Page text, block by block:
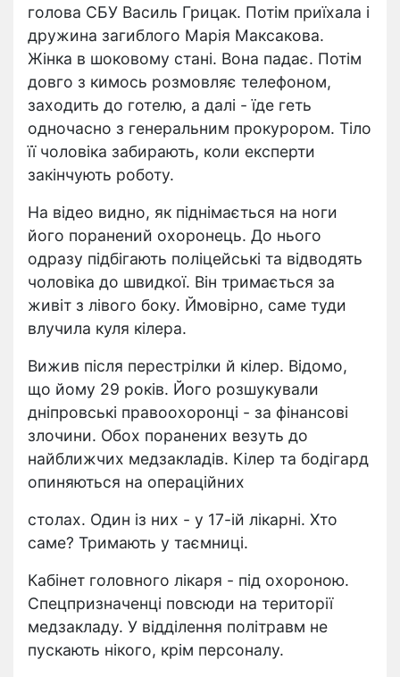
голова СБУ Василь Грицак. Потім приїхала і
дружина загиблого Марія Максакова.
Жінка в шоковому стані. Вона падає. Потім
довго з кимось розмовляє телефоном,
заходить до готелю, а далі - їде геть
одночасно з генеральним прокурором. Тіло
її чоловіка забирають, коли експерти
закінчують роботу.
На відео видно, як піднімається на ноги
його поранений охоронець. До нього
одразу підбігають поліцейські та відводять
чоловіка до швидкої. Він тримається за
живіт з лівого боку. Ймовірно, саме туди
влучила куля кілера.
Вижив після перестрілки й кілер. Відомо,
що йому 29 років. Його розшукували
дніпровські правоохоронці - за фінансові
злочини. Обох поранених везуть до
найближчих медзакладів. Кілер та бодігард
опиняються на операційних
столах. Один із них - у 17-ій лікарні. Хто
саме? Тримають у таємниці.
Кабінет головного лікаря - під охороною.
Спецпризначенці повсюди на території
медзакладу. У відділення політравм не
пускають нікого, крім персоналу.